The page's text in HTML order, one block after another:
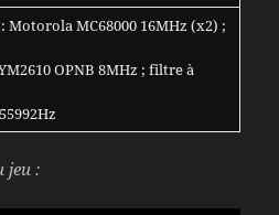
Motorola MC68000 16MHz (x2) ;
OPNB 8MHz ; filtre à
jeu :